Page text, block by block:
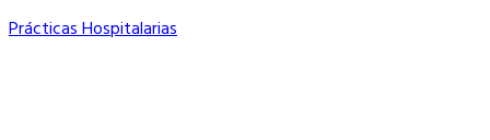
Prácticas Hospitalarias